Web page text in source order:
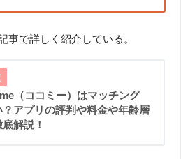
事で詳しく紹介している。
（ココミー）はマッチング
？アプリの評判や料金や年齢層
解説！